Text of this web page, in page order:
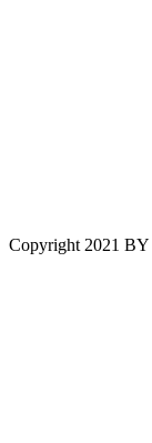
Copyright 2021 BY